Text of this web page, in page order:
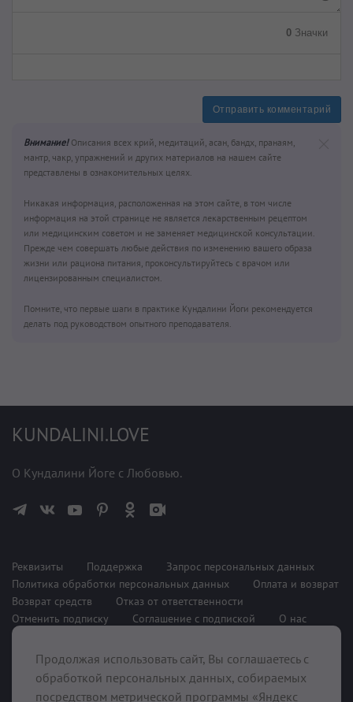
0 Значки
Отправить комментарий
Внимание!Описания всех крий, медитаций, асан, бандх, пранаям,
мантр, чакр, упражнений и других материалов на нашем сайте
представлены в ознакомительных целях.
Никакая информация, расположенная на этом сайте, в том числе
информация на этой странице не является лекарственным рецептом
или медицинским советом и не заменяет медицинской консультации.
Прежде чем совершать любые действия по изменению вашего образа
жизни или рациона питания, проконсультируйтесь с врачом или
лицензированным специалистом.
Помните, что первые шаги в практике Кундалини Йоги рекомендуется
делать под руководством опытного преподавателя.
KUNDALINI.LOVE
О Кундалини Йоге с Любовью.
Реквизиты Поддержка
Запрос персональных данных
Политика обработки персональных данных
Оплата и возврат
Возврат средств
Отказ от ответственности
Отменить подписку
Соглашение с подпиской О нас
При поддержке
Продолжая использовать сайт, Вы соглашаетесь с
обработкой персональных данных, собираемых
посредством метрической программы «Яндекс